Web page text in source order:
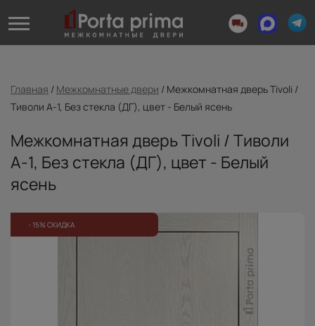
Главная / Межкомнатные двери / Межкомнатная дверь Tivoli /
Тиволи А-1, Без стекла (ДГ), цвет - Белый ясень
Межкомнатная дверь Tivoli / Тиволи
А-1, Без стекла (ДГ), цвет - Белый
ясень
- 15% СКИДКА